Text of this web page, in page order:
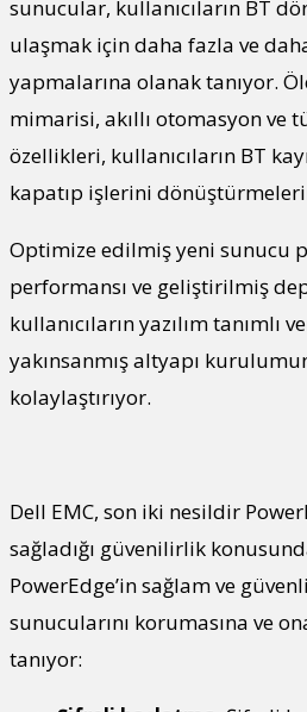
sunucular, kullanıcıların BT
ulaşmak için daha fazla ve
yapmalarına olanak tanıyor.
mimarisi, akıllı otomasyon ve
özellikleri, kullanıcıların BT
kapatıp işlerini
Optimize edilmiş yeni sunucu
performansı ve geliştirilmiş
kullanıcıların yazılım tanımlı
yakınsanmış altyapı
kolaylaştırıyor.
Dell EMC, son iki nesildir
sağladığı güvenilirlik
PowerEdge’in sağlam ve
sunucularını korumasına ve
tanıyor: